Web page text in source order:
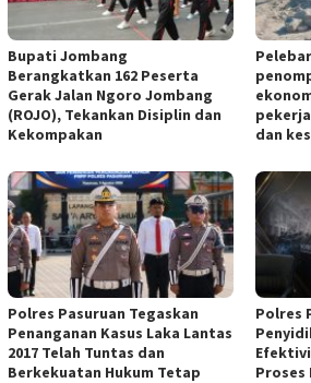
Bupati Jombang
Berangkatkan 162 Peserta
Gerak Jalan Ngoro Jombang
(ROJO), Tekankan Disiplin dan
Kekompakan
dan
Polres Pasuruan Tegaskan
Penanganan Kasus Laka Lantas
2017 Telah Tuntas dan
Berkekuatan Hukum Tetap
Polres
Proses